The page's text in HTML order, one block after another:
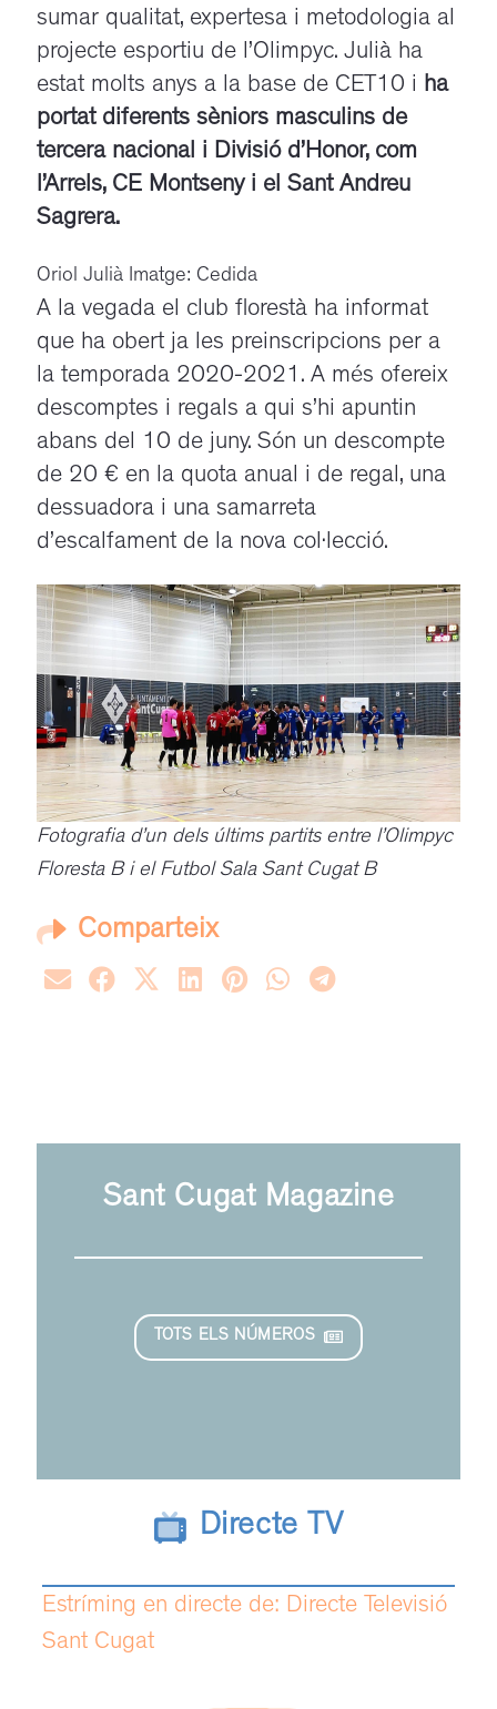
sumar qualitat, expertesa i metodologia al
projecte esportiu de l’Olimpyc. Julià ha
estat molts anys a la base de CET10 i ha
portat diferents sèniors masculins de
tercera nacional i Divisió d’Honor, com
l’Arrels, CE Montseny i el Sant Andreu
Sagrera.
Oriol Julià Imatge: Cedida
A la vegada el club florestà ha informat
que ha obert ja les preinscripcions per a
la temporada 2020-2021. A més ofereix
descomptes i regals a qui s’hi apuntin
abans del 10 de juny. Són un descompte
de 20 € en la quota anual i de regal, una
dessuadora i una samarreta
d’escalfament de la nova col·lecció.
Fotografia d’un dels últims partits entre l’Olimpyc
Floresta B i el Futbol Sala Sant Cugat B
Comparteix
Sant Cugat Magazine
TOTS ELS NÚMEROS
Directe TV
Estríming en directe de: Directe Televisió
Sant Cugat